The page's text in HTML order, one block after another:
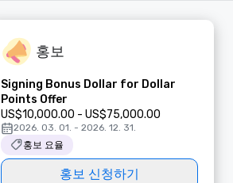
홍보
Signing Bonus Dollar for Dollar
Points Offer
US$10,000.00 - US$75,000.00
2026. 03. 01. - 2026. 12. 31.
홍보 요율
홍보 신청하기